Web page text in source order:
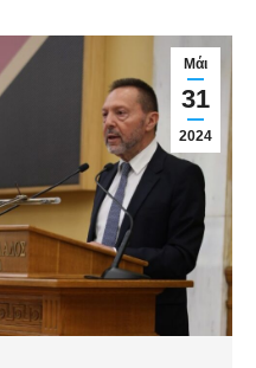
Μάι
31
2024